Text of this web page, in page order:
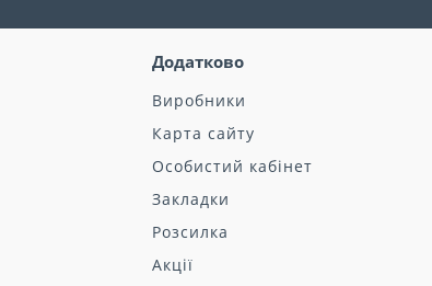
Додатково
Виробники
Карта сайту
Особистий кабінет
Закладки
Розсилка
Акції